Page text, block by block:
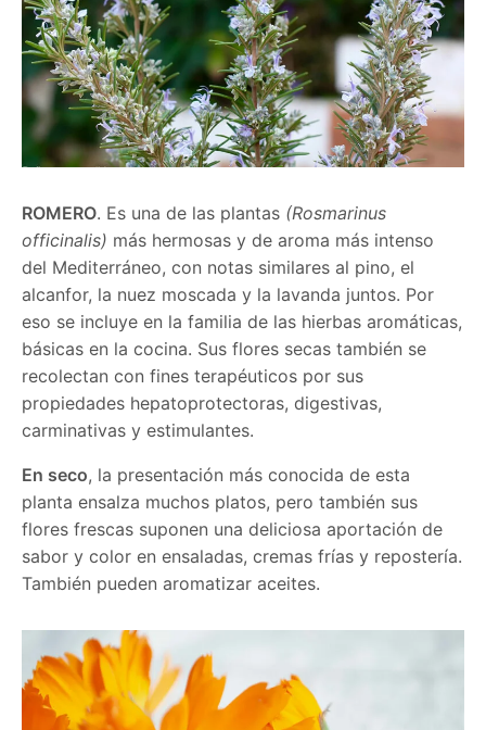
ROMERO. Es una de las plantas (Rosmarinus
officinalis) más hermosas y de aroma más intenso
del Mediterráneo, con notas similares al pino, el
alcanfor, la nuez moscada y la lavanda juntos. Por
eso se incluye en la familia de las hierbas aromáticas,
básicas en la cocina. Sus flores secas también se
recolectan con fines terapéuticos por sus
propiedades hepatoprotectoras, digestivas,
carminativas y estimulantes.
En seco, la presentación más conocida de esta
planta ensalza muchos platos, pero también sus
flores frescas suponen una deliciosa aportación de
sabor y color en ensaladas, cremas frías y repostería.
También pueden aromatizar aceites.